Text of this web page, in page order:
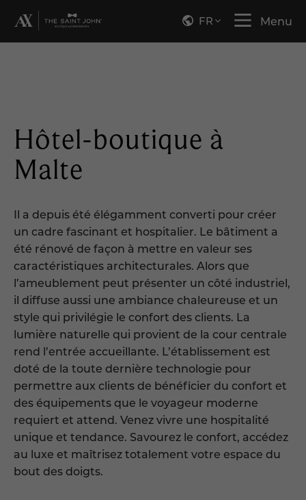
FR Menu
Hôtel-boutique à
Malte
Il a depuis été élégamment converti pour créer
un cadre fascinant et hospitalier. Le bâtiment a
été rénové de façon à mettre en valeur ses
caractéristiques architecturales. Alors que
l’ameublement peut présenter un côté industriel,
il diffuse aussi une ambiance chaleureuse et un
style qui privilégie le confort des clients. La
lumière naturelle qui provient de la cour centrale
rend l’entrée accueillante. L’établissement est
doté de la toute dernière technologie pour
permettre aux clients de bénéficier du confort et
des équipements que le voyageur moderne
requiert et attend. Venez vivre une hospitalité
unique et tendance. Savourez le confort, accédez
au luxe et maîtrisez totalement votre espace du
bout des doigts.